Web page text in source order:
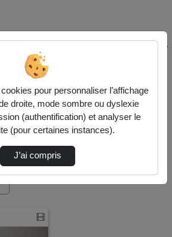
de l'université Paris
média sur Médiathèque de l'université
pour personnaliser l’affichage
droite, mode sombre ou dyslexie
(authentification) et analyser le
(pour certaines instances).
J’ai compris